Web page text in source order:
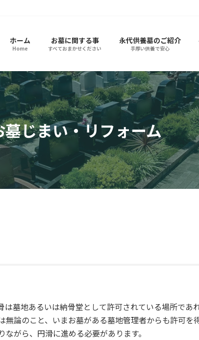
ホーム
Home
お墓に関する事
すべておまかせください
永代供養墓のご紹介
手厚い供養で安心
墓じまい・リフォーム
墓地あるいは納骨堂として許可されている場所であ
論のこと、いまお墓がある墓地管理者からも許可を
がら、円滑に進める必要があります。